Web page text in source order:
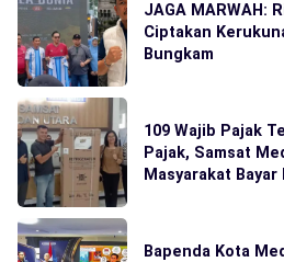
JAGA MARWAH:
Ciptakan
Bungkam
109 Wajib Pajak
Pajak, Samsat
Masyarakat
Bapenda Kota